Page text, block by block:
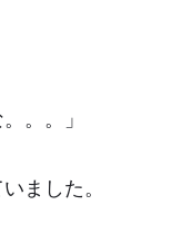
。。」
ました。